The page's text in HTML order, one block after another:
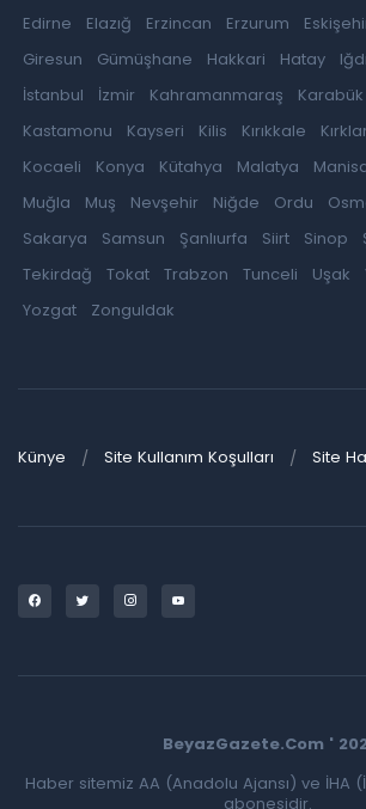
Edirne
Elazığ Erzincan Erzurum
Giresun
Gümüşhane Hakkari Hatay
İstanbul
İzmir Kahramanmaraş Karabük
Kastamonu
Kayseri Kilis Kırıkkale
Kocaeli
Konya Kütahya Malatya
Muğla
Muş Nevşehir Niğde Ordu
Sakarya
Samsun Şanlıurfa Siirt Sinop
Tekirdağ
Tokat Trabzon Tunceli Uşak
Yozgat
Zonguldak
Künye Site Kullanım Koşulları Site
BeyazGazete.Com '
Haber sitemiz AA (Anadolu Ajansı) ve İHA
abonesidir.